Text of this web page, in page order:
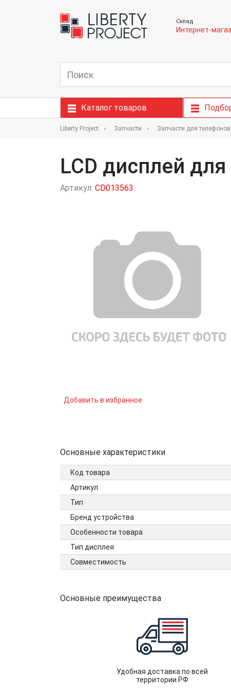
Склад
Интернет-
Каталог товаров
Liberty Project Запчасти Запчасти для телефонов
LCD дисплей
Артикул: CD013563
Добавить в избранное
Основные характеристики
Код товара
Артикул
Тип
Бренд устройства
Особенности товара
Тип дисплея
Совместимость
Основные преимущества
Удобная доставка по всей
территории РФ